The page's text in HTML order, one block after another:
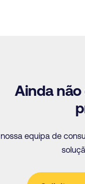
Ainda
equipa de